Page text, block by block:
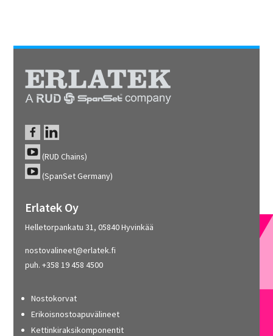
(RUD Chains)
(SpanSet Germany)
Erlatek Oy
Helletorpankatu 31, 05840 Hyvinkää
nostovalineet@erlatek.fi
puh. +358 19 458 4500
Nostokorvat
Erikoisnostoapuvälineet
Kettinkiraksikomponentit